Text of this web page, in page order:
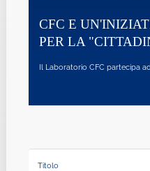
EDITORIALE
ATTIVA"
ad un'iniziativa editoriale sul ...
Titolo